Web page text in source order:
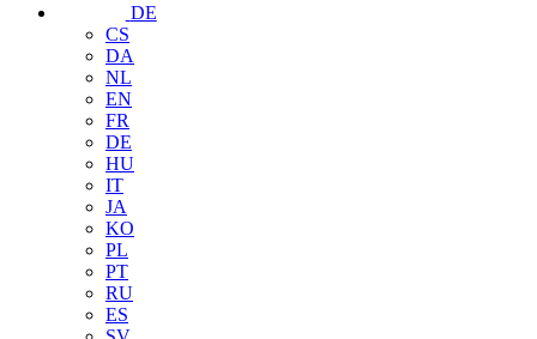
DE
CS
DA
NL
EN
FR
DE
HU
IT
JA
KO
PL
PT
RU
ES